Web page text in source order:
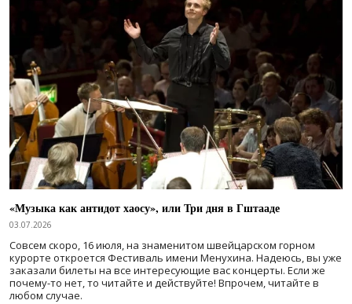
«Музыка как антидот хаосу», или Три дня в Гштааде
03.07.2026
Совсем скоро, 16 июля, на знаменитом швейцарском горном
курорте откроется Фестиваль имени Менухина. Надеюсь, вы уже
заказали билеты на все интересующие вас концерты. Если же
почему-то нет, то читайте и действуйте! Впрочем, читайте в
любом случае.